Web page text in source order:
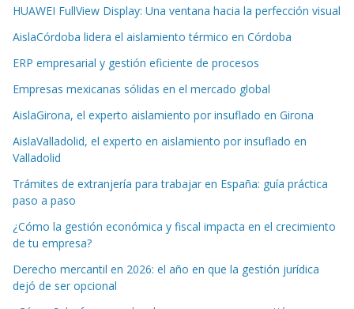
HUAWEI FullView Display: Una ventana hacia la perfección visual
AislaCórdoba lidera el aislamiento térmico en Córdoba
ERP empresarial y gestión eficiente de procesos
Empresas mexicanas sólidas en el mercado global
AislaGirona, el experto aislamiento por insuflado en Girona
AislaValladolid, el experto en aislamiento por insuflado en
Valladolid
Trámites de extranjería para trabajar en España: guía práctica
paso a paso
¿Cómo la gestión económica y fiscal impacta en el crecimiento
de tu empresa?
Derecho mercantil en 2026: el año en que la gestión jurídica
dejó de ser opcional